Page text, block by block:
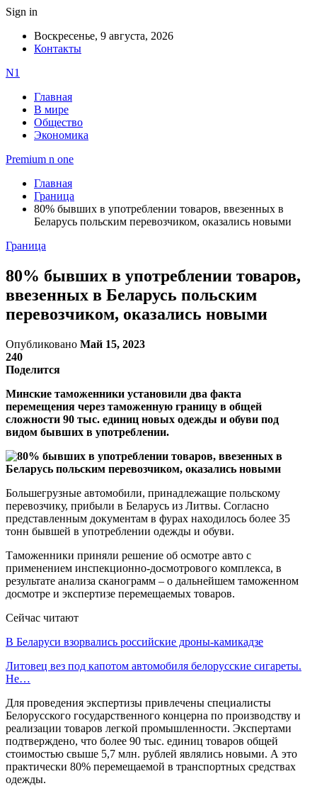
Sign in
Воскресенье, 9 августа, 2026
Контакты
N1
Главная
В мире
Общество
Экономика
Premium n one
Главная
Граница
80% бывших в употреблении товаров, ввезенных в
Беларусь польским перевозчиком, оказались новыми
Граница
80% бывших в употреблении товаров,
ввезенных в Беларусь польским
перевозчиком, оказались новыми
Опубликовано Май 15, 2023
240
Поделится
Минские таможенники установили два факта
перемещения через таможенную границу в общей
сложности 90 тыс. единиц новых одежды и обуви под
видом бывших в употреблении.
Большегрузные автомобили, принадлежащие польскому
перевозчику, прибыли в Беларусь из Литвы. Согласно
представленным документам в фурах находилось более 35
тонн бывшей в употреблении одежды и обуви.
Таможенники приняли решение об осмотре авто с
применением инспекционно-досмотрового комплекса, в
результате анализа сканограмм – о дальнейшем таможенном
досмотре и экспертизе перемещаемых товаров.
Сейчас читают
В Беларуси взорвались российские дроны-камикадзе
Литовец вез под капотом автомобиля белорусские сигареты.
Не…
Для проведения экспертизы привлечены специалисты
Белорусского государственного концерна по производству и
реализации товаров легкой промышленности. Экспертами
подтверждено, что более 90 тыс. единиц товаров общей
стоимостью свыше 5,7 млн. рублей являлись новыми. А это
практически 80% перемещаемой в транспортных средствах
одежды.